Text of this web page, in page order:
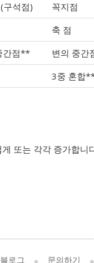
구석점)
꼭지점
축 점
간점**
변의 중간
3중 혼합
또는 각각 증가합니
블로그 문의하기